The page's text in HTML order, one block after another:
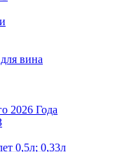
вина
2026 Года
0,5л; 0,33л